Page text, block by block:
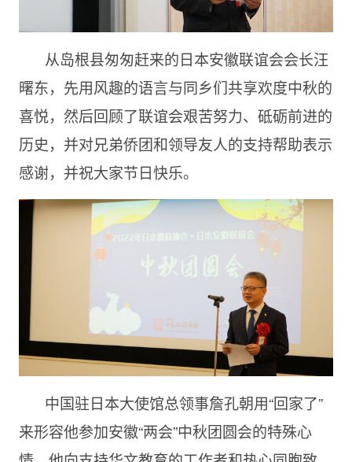
从岛根县匆匆赶来的日本安徽联谊会会长汪
曙东，先用风趣的语言与同乡们共享欢度中秋的
喜悦，然后回顾了联谊会艰苦努力、砥砺前进的
历史，并对兄弟侨团和领导友人的支持帮助表示
感谢，并祝大家节日快乐。
中国驻日本大使馆总领事詹孔朝用“回家了”
来形容他参加安徽“两会”中秋团圆会的特殊心